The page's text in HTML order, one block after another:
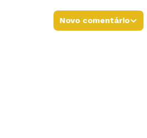
Novo comentário